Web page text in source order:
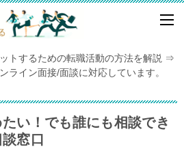
トするための転職活動の方法を解説 ⇒
ライン面接/面談に対応しています。
い！でも誰にも相談でき
窓口